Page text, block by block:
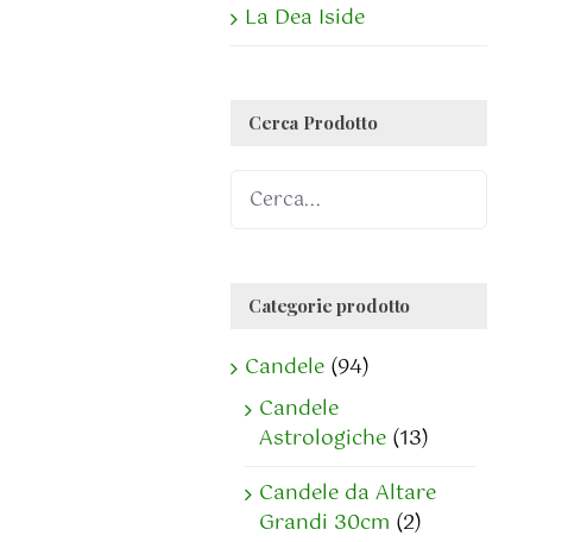
La Dea Iside
Cerca Prodotto
Categorie prodotto
Candele (94)
Candele
Astrologiche (13)
Candele da Altare
Grandi 30cm (2)